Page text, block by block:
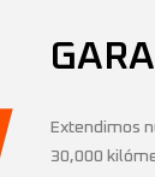
Extendimos
30,000